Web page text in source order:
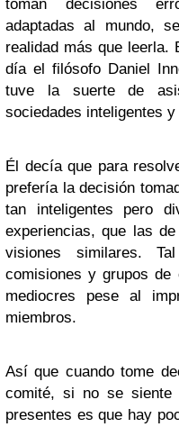
toman decisiones
adaptadas al mundo,
realidad más que leerla.
día el filósofo Daniel
tuve la suerte de
sociedades inteligentes
Él decía que para
prefería la decisión
tan inteligentes pero
experiencias, que las
visiones similares.
comisiones y grupos de
mediocres pese al
miembros.
Así que cuando tome
comité, si no se siente
presentes es que hay